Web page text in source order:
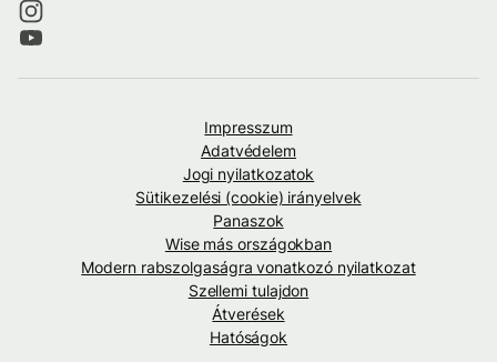
Impresszum
Adatvédelem
Jogi nyilatkozatok
Sütikezelési (cookie) irányelvek
Panaszok
Wise más országokban
Modern rabszolgaságra vonatkozó nyilatkozat
Szellemi tulajdon
Átverések
Hatóságok